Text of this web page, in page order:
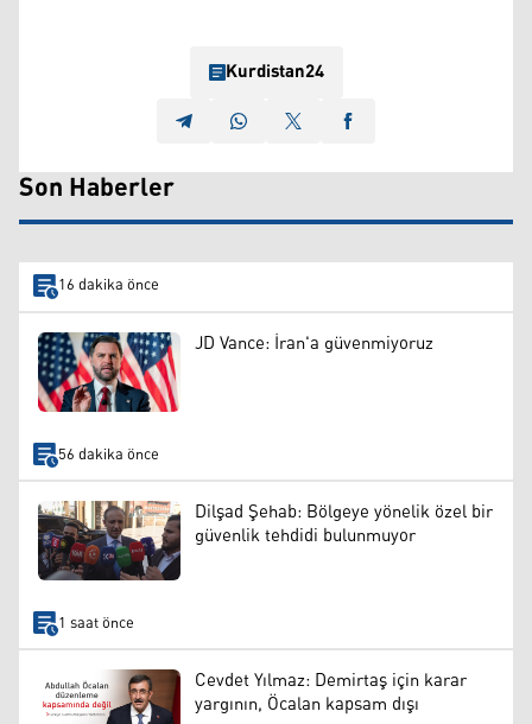
Kurdistan24
Son Haberler
16 dakika önce
JD Vance: İran'a güvenmiyoruz
56 dakika önce
Dilşad Şehab: Bölgeye yönelik özel bir
güvenlik tehdidi bulunmuyor
1 saat önce
Cevdet Yılmaz: Demirtaş için karar
yargının, Öcalan kapsam dışı